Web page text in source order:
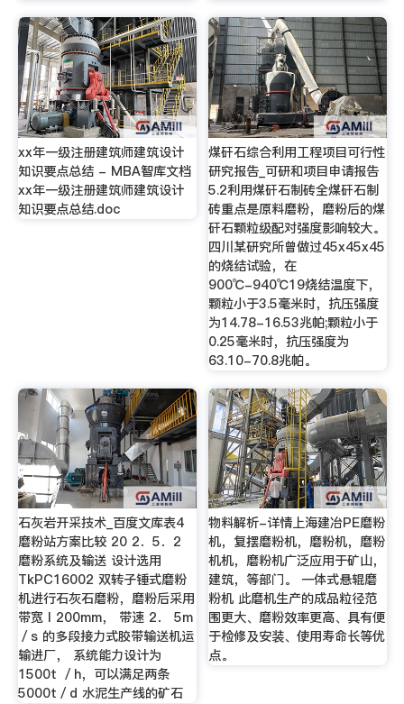
xx年一级注册建筑师建筑设计
知识要点总结 - MBA智库文档
xx年一级注册建筑师建筑设计
知识要点总结.doc
煤矸石综合利用工程项目可行性
研究报告_可研和项目申请报告
5.2利用煤矸石制砖全煤矸石制
砖重点是原料磨粉，磨粉后的煤
矸石颗粒级配对强度影响较大。
四川某研究所曾做过45x45x45
的烧结试验，在
900℃-940℃19烧结温度下，
颗粒小于3.5毫米时，抗压强度
为14.78-16.53兆帕;颗粒小于
0.25毫米时，抗压强度为
63.10-70.8兆帕。
石灰岩开采技术_百度文库表4
磨粉站方案比较 20 2．5．2
磨粉系统及输送 设计选用
TkPC16002 双转子锤式磨粉
机进行石灰石磨粉，磨粉后采用
带宽 l 200mm， 带速 2． 5m
／s 的多段接力式胶带输送机运
输进厂， 系统能力设计为
1500t ／h，可以满足两条
5000t／d 水泥生产线的矿石
物料解析-详情上海建冶PE磨粉
机，复摆磨粉机，磨粉机，磨粉
机机，磨粉机广泛应用于矿山，
建筑，等部门。 一体式悬辊磨
粉机 此磨机生产的成品粒径范
围更大、磨粉效率更高、具有便
于检修及安装、使用寿命长等优
点。